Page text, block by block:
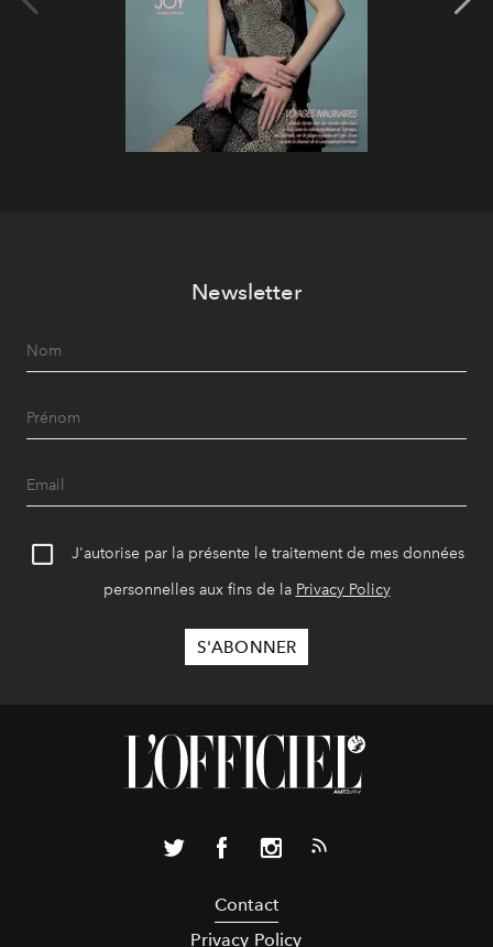
Newsletter
J'autorise par la présente le traitement de mes données
personnelles aux fins de la Privacy Policy
Contact
Privacy Policy